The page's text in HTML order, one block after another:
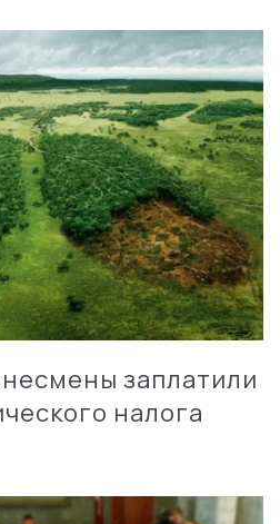
заплатили
налога